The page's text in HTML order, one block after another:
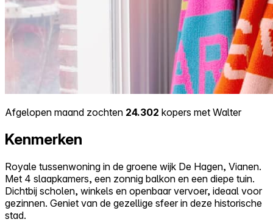
Afgelopen maand zochten 24.302 kopers met Walter
Kenmerken
Royale tussenwoning in de groene wijk De Hagen, Vianen.
Met 4 slaapkamers, een zonnig balkon en een diepe tuin.
Dichtbij scholen, winkels en openbaar vervoer, ideaal voor
gezinnen. Geniet van de gezellige sfeer in deze historische
stad.